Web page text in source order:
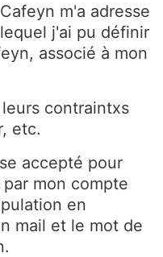
m'a adresse
j'ai pu définir
associé à mon
contraintxs
etc.
accepté pour
mon compte
en
mail et le mot de